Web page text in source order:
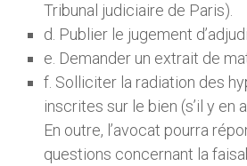
Tribunal judiciaire de Paris).
d. Publier le jugement
e. Demander un extrait de
f. Solliciter la radiation des
inscrites sur le bien (s’il y en
En outre, l’avocat pourra
questions concernant la